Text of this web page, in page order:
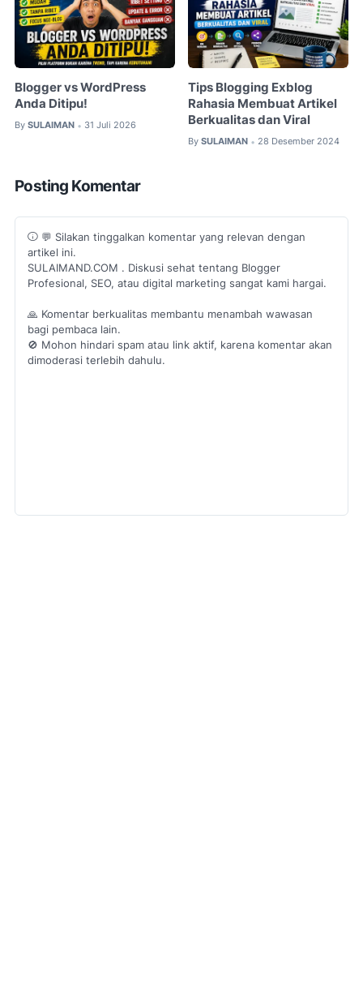
Blogger vs WordPress
Anda Ditipu!
By SULAIMAN • 31 Juli 2026
Tips Blogging Exblog
Rahasia Membuat Artikel
Berkualitas dan Viral
By SULAIMAN • 28 Desember 2024
Posting Komentar
💬 Silakan tinggalkan komentar yang relevan dengan
artikel ini.
SULAIMAND.COM . Diskusi sehat tentang Blogger
Profesional, SEO, atau digital marketing sangat kami hargai.
🙏 Komentar berkualitas membantu menambah wawasan
bagi pembaca lain.
🚫 Mohon hindari spam atau link aktif, karena komentar akan
dimoderasi terlebih dahulu.